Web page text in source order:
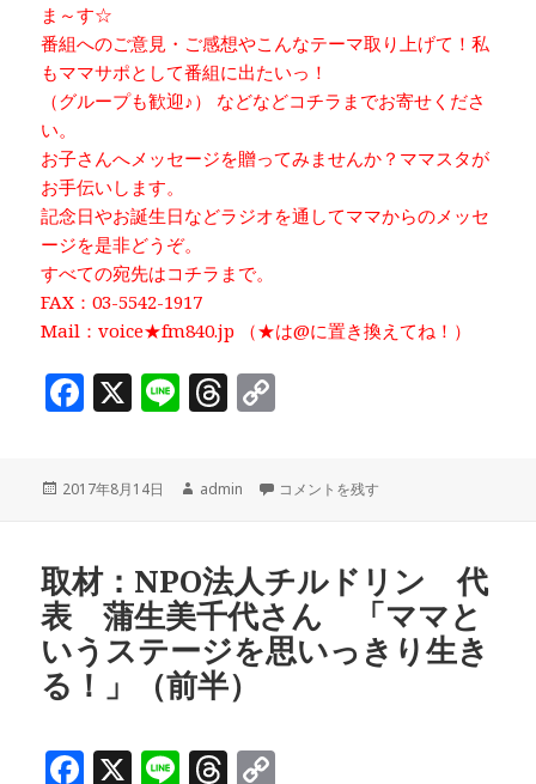
ま～す☆
番組へのご意見・ご感想やこんなテーマ取り上げて！私
もママサポとして番組に出たいっ！
（グループも歓迎♪） などなどコチラまでお寄せくださ
い。
お子さんへメッセージを贈ってみませんか？ママスタが
お手伝いします。
記念日やお誕生日などラジオを通してママからのメッセ
ージを是非どうぞ。
すべての宛先はコチラまで。
FAX：03-5542-1917
Mail：voice★fm840.jp （★は@に置き換えてね！）
F
c
e
o
o
k
X Li
e
T
r
e
d
s
y
n
k
投
2017年8月14日
作
admin 取材：NPO法人チルドリン 代表 蒲
コメントを残す
取材：NPO法人チルドリン 代
表 蒲生美千代さん 「ママと
いうステージを思いっきり生き
る！」（前半）
F X Li T